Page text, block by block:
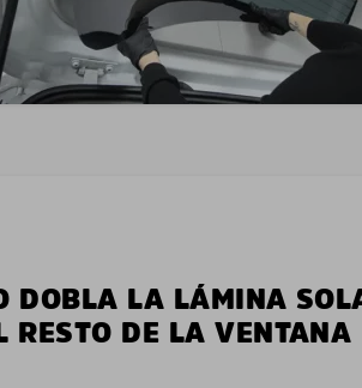
DOBLA LA LÁMINA
RESTO DE LA VENTANA